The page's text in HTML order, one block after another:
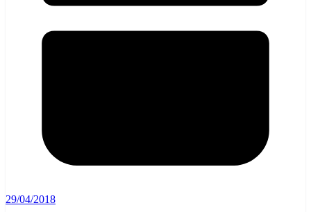
29/04/2018